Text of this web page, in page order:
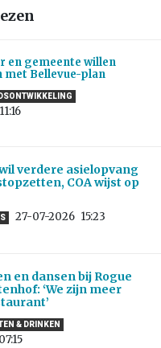
en gemeente willen
met Bellevue-plan
11:16
verdere asielopvang
COA wijst op
27-07-2026 15:23
en dansen bij Rogue
‘We zijn meer
& DRINKEN
07:15